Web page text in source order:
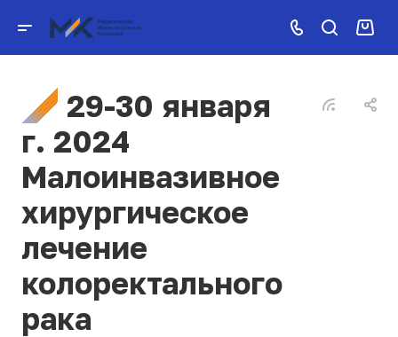
29-30 января
г. 2024
Малоинвазивное
хирургическое
лечение
колоректального
рака